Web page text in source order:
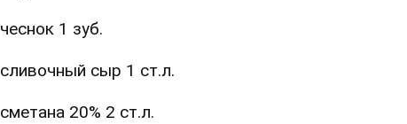
чеснок 1 зуб.
сливочный сыр 1 ст.л.
сметана 20% 2 ст.л.